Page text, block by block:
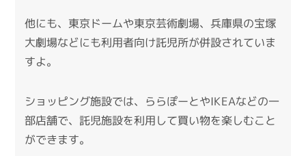
他にも、東京ドームや東京芸術劇場、兵庫県の宝塚
大劇場などにも利用者向け託児所が併設されていま
すよ。
ショッピング施設では、ららぽーとやIKEAなどの一
部店舗で、託児施設を利用して買い物を楽しむこと
ができます。